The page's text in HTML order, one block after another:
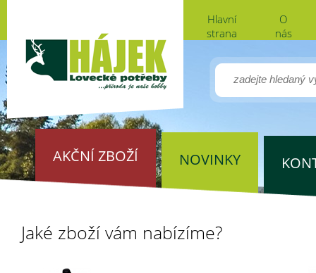
Hlavní
strana
O
nás
AKČNÍ ZBOŽÍ NOVINKY
Jaké zboží vám nabízíme?